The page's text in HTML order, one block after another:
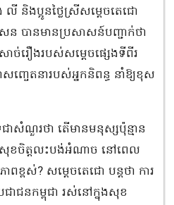
និងប្អូនថ្លៃស្រីសម្ដេចតេជោ
ន បានមានប្រសាសន៍បញ្ជាក់ថា
ច់រឿងរបស់សម្ដេចផ្សេងទីពីរ
ចេតនារបស់អ្នកនិពន្ធ នាំឱ្យខុស
ាសំណួរថា តើមានមនុស្សប៉ុន្មាន
ខចិត្តលះបង់អំណាច នៅពេល
ខ្ពស់? សម្ដេចតេជោ បន្តថា ការ
ាជនកម្ពុជា រស់នៅក្នុងសុខ